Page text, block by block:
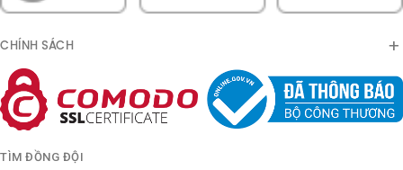
CHÍNH SÁCH
TÌM ĐỒNG ĐỘI